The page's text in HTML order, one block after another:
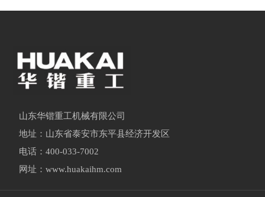
山东华锴重工机械有限公司
地址：山东省泰安市东平县经济开发区
电话：400-033-7002
网址：www.huakaihm.com